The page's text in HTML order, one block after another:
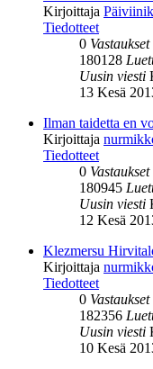
Kirjoittaja
Tiedotteet
0 Vastaukset
180128
Uusin viesti
13 Kesä
Ilman taidetta en
Kirjoittaja
Tiedotteet
0 Vastaukset
180945
Uusin viesti
12 Kesä
Klezmersu
Kirjoittaja
Tiedotteet
0 Vastaukset
182356
Uusin viesti
10 Kesä